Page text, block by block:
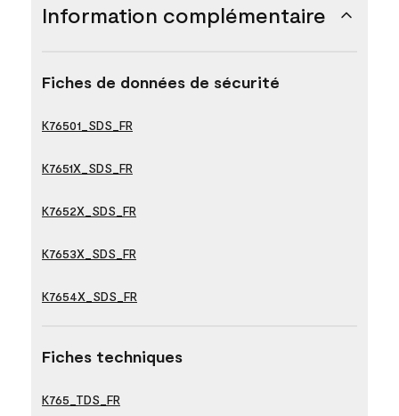
Information complémentaire
Fiches de données de sécurité
K76501_SDS_FR
K7651X_SDS_FR
K7652X_SDS_FR
K7653X_SDS_FR
K7654X_SDS_FR
Fiches techniques
K765_TDS_FR